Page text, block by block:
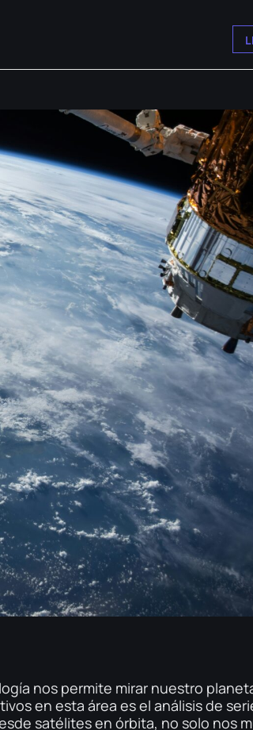
nos permite mirar nuestro
en esta área es el análisis de
satélites en órbita, no solo nos